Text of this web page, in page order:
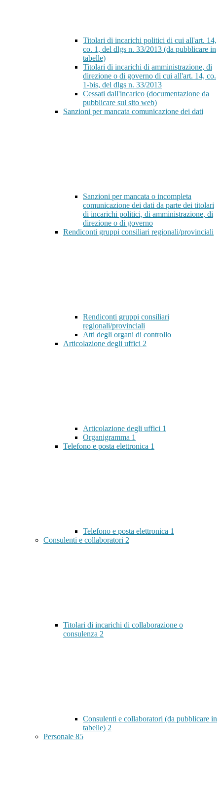
Titolari di incarichi politici di cui all'art. 14,
co. 1, del dlgs n. 33/2013 (da pubblicare in
tabelle)
Titolari di incarichi di amministrazione, di
direzione o di governo di cui all'art. 14, co.
1-bis, del dlgs n. 33/2013
Cessati dall'incarico (documentazione da
pubblicare sul sito web)
Sanzioni per mancata comunicazione dei dati
Sanzioni per mancata o incompleta
comunicazione dei dati da parte dei titolari
di incarichi politici, di amministrazione, di
direzione o di governo
Rendiconti gruppi consiliari regionali/provinciali
Rendiconti gruppi consiliari
regionali/provinciali
Atti degli organi di controllo
Articolazione degli uffici 2
Articolazione degli uffici 1
Organigramma 1
Telefono e posta elettronica 1
Telefono e posta elettronica 1
Consulenti e collaboratori 2
Titolari di incarichi di collaborazione o
consulenza 2
Consulenti e collaboratori (da pubblicare in
tabelle) 2
Personale 85